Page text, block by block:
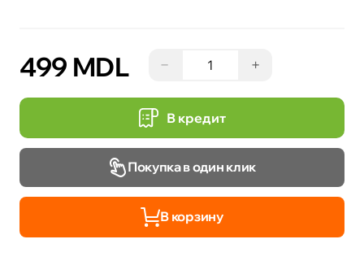
499 MDL − +
В кредит
Покупка в один клик
В корзину